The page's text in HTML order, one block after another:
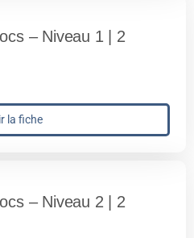
– Niveau 1 | 2
la fiche
– Niveau 2 | 2